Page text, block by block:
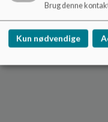
Brug denne
Kun nødvendige